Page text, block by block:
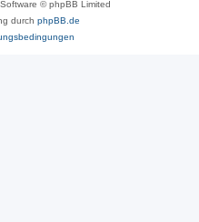
© phpBB Limited
durch phpBB.de